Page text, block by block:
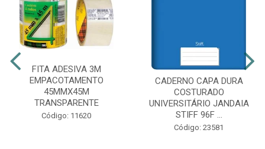
FITA ADESIVA 3M
EMPACOTAMENTO
45MMX45M
TRANSPARENTE
Código: 11620
CADERNO CAPA DURA
COSTURADO
UNIVERSITÁRIO JANDAIA
STIFF 96F ...
Código: 23581